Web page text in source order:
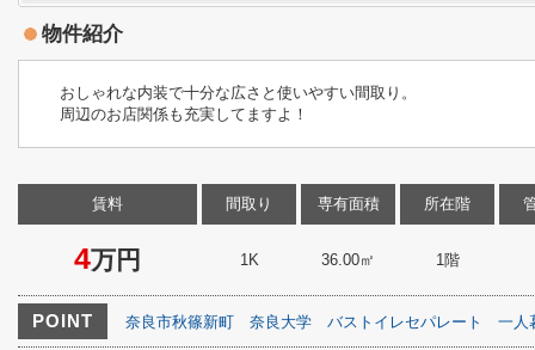
物件紹介
おしゃれな内装で十分な広さと使いやすい間取り。
周辺のお店関係も充実してますよ！
賃料
4万円
間取り
1K
専有面積
36.00㎡
所在階
1階
POINT 奈良市秋篠新町 奈良大学 バストイレセパレート 一人